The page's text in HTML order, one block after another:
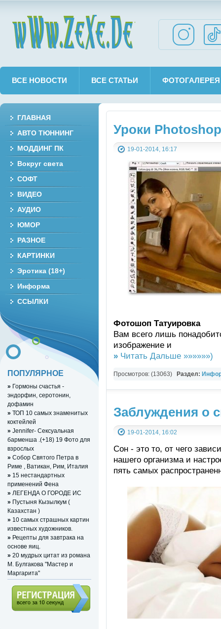
ВСЕ НОВОСТИ ВСЕ СТАТЬИ ФОТОГАЛЕРЕЯ
Уроки Photoshop
19-01-2014, 16:17
Фотошоп Татуировка
Вам всего лишь
изображение и
» Читать Дальше »»»»»»)
Просмотров: (13063) Раздел:
Заблуждения о
19-01-2014, 16:02
Сон - это то, от чего
нашего организма и
пять самых
ГЛАВНАЯ
АВТО ТЮННИНГ
МОДДИНГ ПК
Вокруг света
СОФТ
ВИДЕО
АУДИО
ЮМОР
РАЗНОЕ
КАРТИНКИ
Эротика (18+)
Информа
ССЫЛКИ
ПОПУЛЯРНОЕ
» Гормоны счастья -
эндорфин, серотонин,
дофамин
» ТОП 10 самых знаменитых
коктейлей
» Jennifer- Сексуальная
барменша .(+18) 19 Фото для
взрослых
» Собор Святого Петра в
Риме , Ватикан, Рим, Италия
» 15 нестандартных
применений Фена
» ЛЕГЕНДА О ГОРОДЕ ИС
» Пустыня Кызылкум (
Казахстан )
» 10 самых страшных картин
известных художников.
» Рецепты для завтрака на
основе яиц.
» 20 мудрых цитат из романа
М. Булгакова "Мастер и
Маргарита"